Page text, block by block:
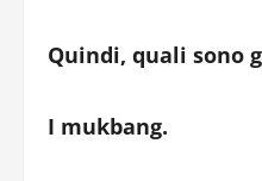
Quindi, quali sono
I mukbang.